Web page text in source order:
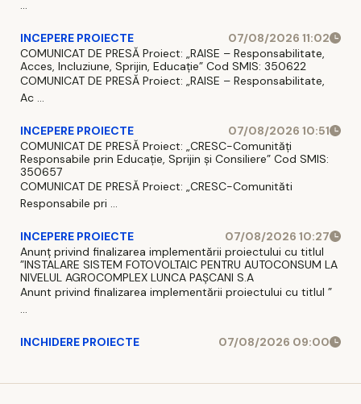
...
INCEPERE PROIECTE
07/08/2026 11:02
COMUNICAT DE PRESĂ Proiect: „RAISE – Responsabilitate,
Acces, Incluziune, Sprijin, Educație” Cod SMIS: 350622
COMUNICAT DE PRESĂ Proiect: „RAISE – Responsabilitate,
Ac ...
INCEPERE PROIECTE
07/08/2026 10:51
COMUNICAT DE PRESĂ Proiect: „CRESC-Comunități
Responsabile prin Educație, Sprijin și Consiliere” Cod SMIS:
350657
COMUNICAT DE PRESĂ Proiect: „CRESC-Comunităti
Responsabile pri ...
INCEPERE PROIECTE
07/08/2026 10:27
Anunț privind finalizarea implementării proiectului cu titlul
”INSTALARE SISTEM FOTOVOLTAIC PENTRU AUTOCONSUM LA
NIVELUL AGROCOMPLEX LUNCA PAȘCANI S.A
Anunt privind finalizarea implementării proiectului cu titlul ”
...
INCHIDERE PROIECTE 07/08/2026 09:00